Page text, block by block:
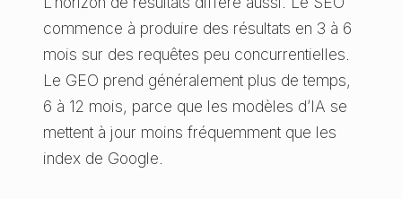
commence à produire des résultats en 3 à 6
mois sur des requêtes peu concurrentielles.
Le GEO prend généralement plus de temps,
6 à 12 mois, parce que les modèles d’IA se
mettent à jour moins fréquemment que les
index de Google.